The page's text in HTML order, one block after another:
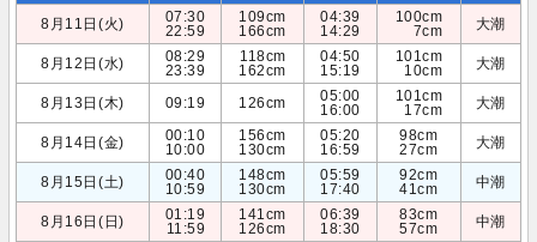
8月11日(火)
07:30
22:59
109cm
166cm
04:39
14:29
100cm
7cm
大潮
8月12日(水)
08:29
23:39
118cm
162cm
04:50
15:19
101cm
10cm
大潮
8月13日(木) 09:19 126cm
05:00
16:00
101cm
17cm
大潮
8月14日(金)
00:10
10:00
156cm
130cm
05:20
16:59
98cm
27cm
大潮
8月15日(土)
00:40
10:59
148cm
130cm
05:59
17:40
92cm
41cm
中潮
8月16日(日)
01:19
11:59
141cm
126cm
06:39
18:30
83cm
57cm
中潮